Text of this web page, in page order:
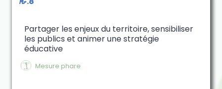
Partager les enjeux du territoire, sensibiliser
les publics et animer une stratégie
éducative
$ Mesure phare